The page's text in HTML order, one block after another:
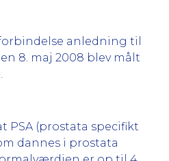
anledning til
8. maj 2008 blev målt
PSA (prostata specifikt
dannes i prostata